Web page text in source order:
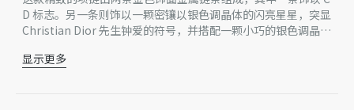
D 标志。另一条则饰以一颗密镶以银色调晶体的闪亮星星，突显
Christian Dior 先生钟爱的符号，并搭配一颗小巧的银色调晶
银色调晶体
显示更多